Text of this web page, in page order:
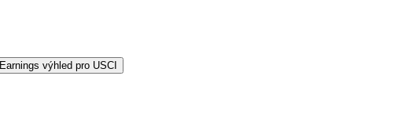
Earnings výhled pro USCI